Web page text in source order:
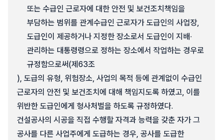
또는 수급인 근로자에 대한 안전 및 보건조치책임을
부담하는 범위를 관계수급인 근로자가 도급인의 사업장,
도급인이 제공하거나 지정한 장소로서 도급인이 지배·
관리하는 대통령령으로 정하는 장소에서 작업하는 경우로
규정함으로써(제63조
), 도급의 유형, 위험장소, 사업의 목적 등에 관계없이 수급인
근로자의 안전 및 보건조치에 대해 책임지도록 하였고, 이를
위반한 도급인에게 형사처벌을 하도록 규정하였다.
건설공사의 시공을 직접 수행할 자격과 능력을 갖춘 자가 그
공사를 다른 사업주에게 도급하는 경우, 공사를 도급한